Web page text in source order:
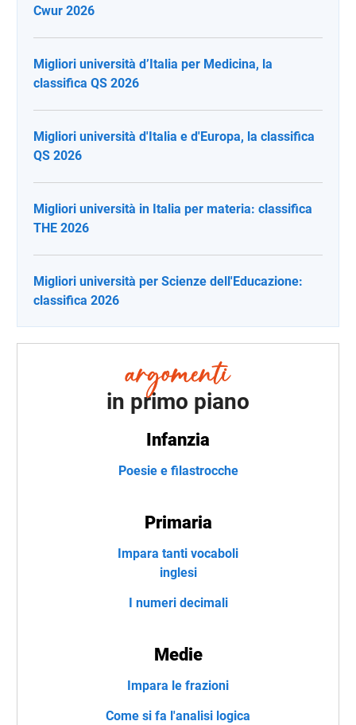
Cwur 2026
Migliori università d’Italia per Medicina, la
classifica QS 2026
Migliori università d'Italia e d'Europa, la classifica
QS 2026
Migliori università in Italia per materia: classifica
THE 2026
Migliori università per Scienze dell'Educazione:
classifica 2026
in primo piano
Infanzia
Poesie e filastrocche
Primaria
Impara tanti vocaboli
inglesi
I numeri decimali
Medie
Impara le frazioni
Come si fa l'analisi logica